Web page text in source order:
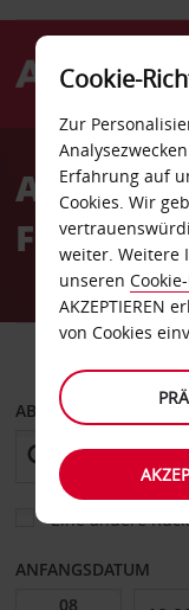
Avis
ABHOLEN VON
Eine andere
ANFANGSDATUM
Cookie-
Zur
Erfahrung auf
Cookies. Wir
weiter. Weitere
unseren
AKZEPTIEREN
von Cookies